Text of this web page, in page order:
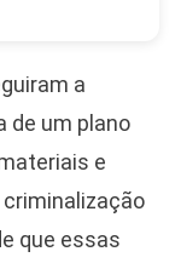
a
de um plano
e
que essas